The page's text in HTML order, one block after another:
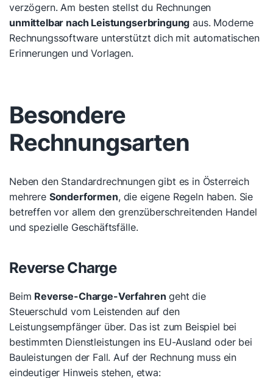
verzögern. Am besten stellst du Rechnungen
unmittelbar nach Leistungserbringung aus. Moderne
Rechnungssoftware unterstützt dich mit automatischen
Erinnerungen und Vorlagen.
Besondere
Rechnungsarten
Neben den Standardrechnungen gibt es in Österreich
mehrere Sonderformen, die eigene Regeln haben. Sie
betreffen vor allem den grenzüberschreitenden Handel
und spezielle Geschäftsfälle.
Reverse Charge
Beim Reverse-Charge-Verfahren geht die
Steuerschuld vom Leistenden auf den
Leistungsempfänger über. Das ist zum Beispiel bei
bestimmten Dienstleistungen ins EU-Ausland oder bei
Bauleistungen der Fall. Auf der Rechnung muss ein
eindeutiger Hinweis stehen, etwa: